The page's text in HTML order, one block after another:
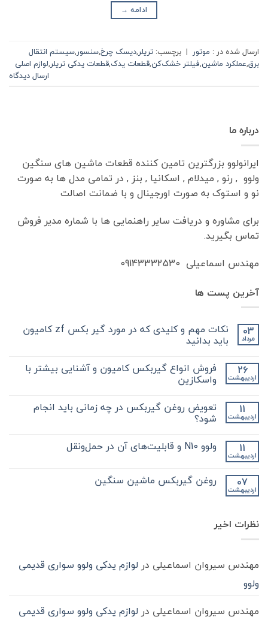
ادامه →
ارسال شده در : موتور | برچسب: تریلر,دیسک چرخ,سنسور,سیستم انتقال
برق,عملکرد ماشین,فیلتر خشک‌کن,قطعات یدک,قطعات یدکی تریلر,لوازم اصلی
ارسال دیدگاه
درباره ما
ایرانولوو بزرگترین تامین کننده قطعات ماشین های سنگین
ولوو , رنو , میدلام , اسکانیا , بنز , در تمامی مدل ها به صورت
نو و استوک به صورت اورجینال و با ضمانت اصالت
برای مشاوره و دریافت سایر راهنمایی ها با شماره مدیر فروش
تماس بگیرید.
مهندس اسماعیلی 09143332530
آخرین پست ها
03
مرداد
نکات مهم و کلیدی که در مورد گیر بکس zf کامیون
باید بدانید
دیدگاهی
نکات
مهم
کلیدی
در
مورد
بکس
کامیون
باید
نشده 26
اردیبهشت
فروش انواع گیربکس کامیون و آشنایی بیشتر با
واسکازین
برای
فروش
انواع
و
آشنایی
واسکازین
ثبت
نشده 11
اردیبهشت
تعویض روغن گیربکس در چه زمانی باید انجام
شود؟
برای
تعویض
در
چه
ثبت
نشده 11
اردیبهشت
ولوو N10 و قابلیت‌های آن در حمل‌ونقل
ولوو
N10
حمل‌ونقل
ثبت
نشده 07
اردیبهشت
روغن گیربکس ماشین سنگین
گیربکس
ماشیننظرات اخیر
مهندس سیروان اسماعیلی در لوازم یدکی ولوو سواری قدیمی
ولوو
مهندس سیروان اسماعیلی در لوازم یدکی ولوو سواری قدیمی